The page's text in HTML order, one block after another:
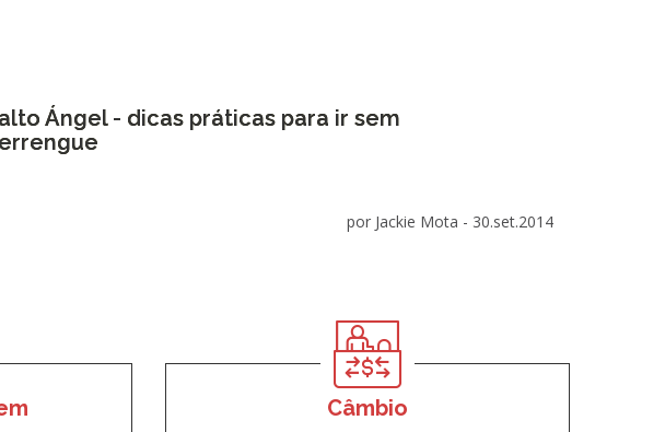
Ángel - dicas práticas para ir sem
por Jackie Mota - 30.set.2014
Câmbio